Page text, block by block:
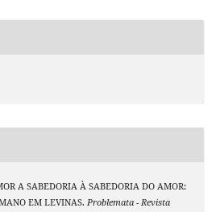
A SABEDORIA À SABEDORIA DO AMOR:
EM LEVINAS. Problemata - Revista